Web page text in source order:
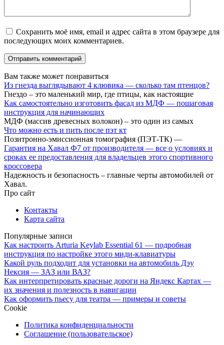
Сохранить моё имя, email и адрес сайта в этом браузере для
последующих моих комментариев.
Вам также может понравиться
Из гнезда выглядывают 4 клювика — сколько там птенцов?
Гнездо – это маленький мир, где птицы, как настоящие
Как самостоятельно изготовить фасад из МДФ — пошаговая
инструкция для начинающих
МДФ (массив древесных волокон) – это один из самых
Что можно есть и пить после пэт кт
Позитронно-эмиссионная томография (ПЭТ-ТК) —
Гарантия на Хавал Ф7 от производителя — все о условиях и
сроках ее предоставления для владельцев этого спортивного
кроссовера
Надежность и безопасность – главные черты автомобилей от
Хавал.
Про сайт
Контакты
Карта сайта
Популярные записи
Как настроить Arturia Keylab Essential 61 — подробная
инструкция по настройке этого миди-клавиатуры
Какой руль подходит для установки на автомобиль Дэу
Нексия — ЗАЗ или ВАЗ?
Как интерпретировать красные дороги на Яндекс Картах —
их значения и полезность в навигации
Как оформить пьесу для театра — примеры и советы
Cookie
Политика конфиденциальности
Соглашение (пользовательское)